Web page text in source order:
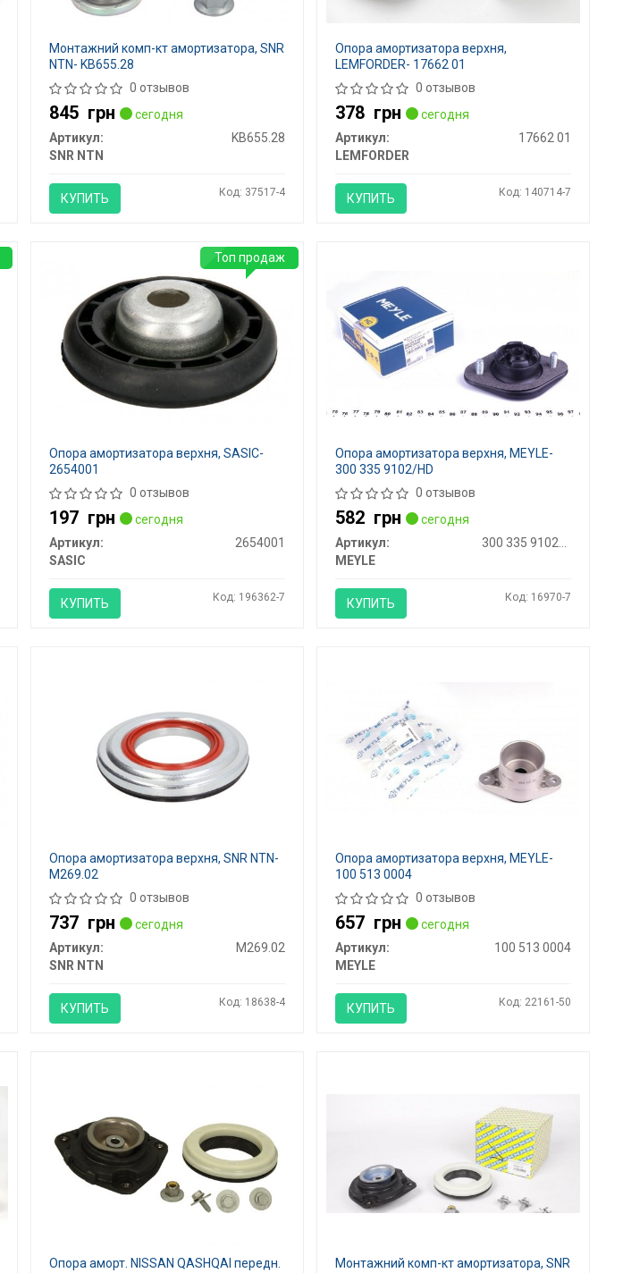
Монтажний комп-кт амортизатора, SNR
NTN- KB655.28
0 отзывов
845 грн
сегодня
Артикул:
KB655.28
SNR NTN
КУПИТЬ Код: 37517-4
Опора амортизатора верхня,
LEMFORDER- 17662 01
0 отзывов
378 грн
сегодня
Артикул:
17662 01
LEMFORDER
КУПИТЬ Код: 140714-7
Опора амортизатора верхня, SASIC-
2654001
0 отзывов
197 грн
сегодня
Артикул:
2654001
SASIC
КУПИТЬ Код: 196362-7
Топ продаж
Опора амортизатора верхня, MEYLE-
300 335 9102/HD
0 отзывов
582 грн
сегодня
Артикул:
MEYLE
КУПИТЬ Код: 16970-7
Опора амортизатора верхня, SNR NTN-
M269.02
0 отзывов
737 грн
сегодня
Артикул:
M269.02
SNR NTN
КУПИТЬ Код: 18638-4
Опора амортизатора верхня, MEYLE-
100 513 0004
0 отзывов
657 грн
сегодня
Артикул:
100 513 0004
MEYLE
КУПИТЬ Код: 22161-50
Опора аморт. NISSAN QASHQAI передн.
Монтажний комп-кт амортизатора, SNR